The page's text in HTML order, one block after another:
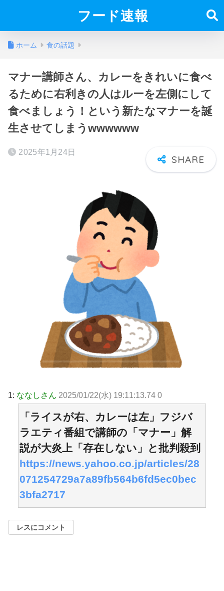
フード速報
ホーム 食の話題
マナー講師さん、カレーをきれいに食べ
るために右利きの人はルーを左側にして
食べましょう！という新たなマナーを誕
生させてしまうwwwwww
2025年1月24日
1: ななしさん 2025/01/22(水) 19:11:13.74 0
「ライスが右、カレーは左」フジバ
ラエティ番組で講師の「マナー」解
説が大炎上「存在しない」と批判殺到
https://news.yahoo.co.jp/articles/28
071254729a7a89fb564b6fd5ec0bec
3bfa2717
レスにコメント